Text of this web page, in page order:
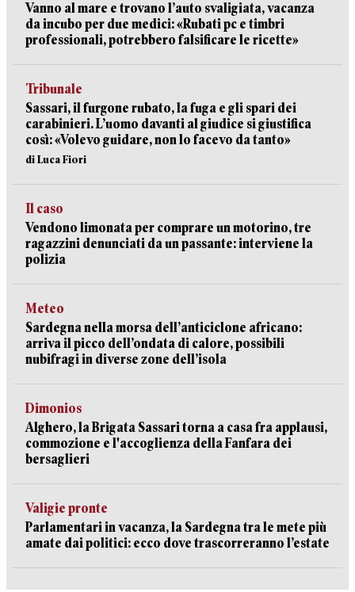
Vanno al mare e trovano l’auto svaligiata, vacanza
da incubo per due medici: «Rubati pc e timbri
professionali, potrebbero falsificare le ricette»
Tribunale
Sassari, il furgone rubato, la fuga e gli spari dei
carabinieri. L’uomo davanti al giudice si giustifica
così: «Volevo guidare, non lo facevo da tanto»
di Luca Fiori
Il caso
Vendono limonata per comprare un motorino, tre
ragazzini denunciati da un passante: interviene la
polizia
Meteo
Sardegna nella morsa dell’anticiclone africano:
arriva il picco dell’ondata di calore, possibili
nubifragi in diverse zone dell’isola
Dimonios
Alghero, la Brigata Sassari torna a casa fra applausi,
commozione e l'accoglienza della Fanfara dei
bersaglieri
Valigie pronte
Parlamentari in vacanza, la Sardegna tra le mete più
amate dai politici: ecco dove trascorreranno l’estate